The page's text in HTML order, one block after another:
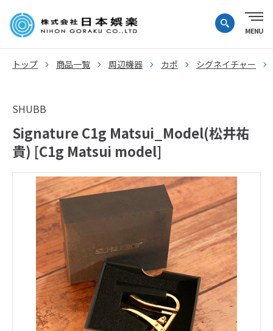
トップ 商品一覧 周辺機器 カポ シグネイチャー
SHUBB
Signature C1g Matsui_Model(松井祐
貴) [C1g Matsui model]